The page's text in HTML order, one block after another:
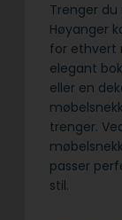
Trenger du
Høyanger
for ethvert
elegant
eller en
trenger.
passer
stil.